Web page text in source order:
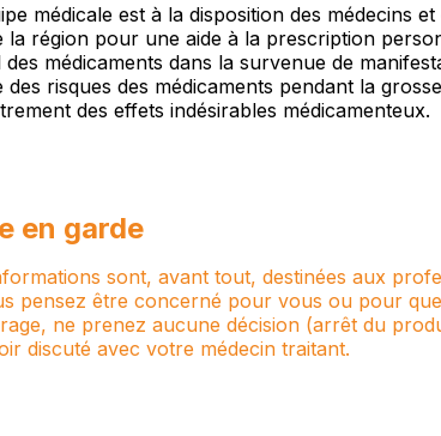
médicale est à la disposition des médecins
la région pour une aide à la prescription
médicaments dans la survenue de
des risques des médicaments pendant la
des effets indésirables médicamenteux.
en garde
sont, avant tout, destinées aux
pensez être concerné pour vous ou pour
ne prenez aucune décision (arrêt du
discuté avec votre médecin traitant.